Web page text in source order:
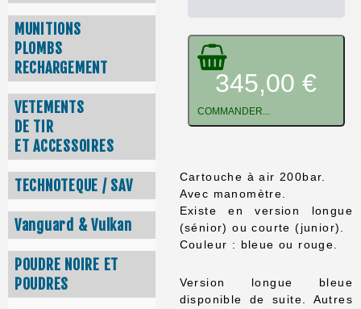
MUNITIONS
PLOMBS
RECHARGEMENT
VETEMENTS
DE TIR
ET ACCESSOIRES
TECHNOTEQUE / SAV
Vanguard & Vulkan
POUDRE NOIRE ET
POUDRES
345,00 €
COMMANDER...
Cartouche à air 200bar.
Avec manomètre.
Existe en version longue
(sénior) ou courte (junior).
Couleur : bleue ou rouge.
Version longue bleue
disponible de suite. Autres